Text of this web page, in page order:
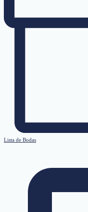
Lista de Bodas